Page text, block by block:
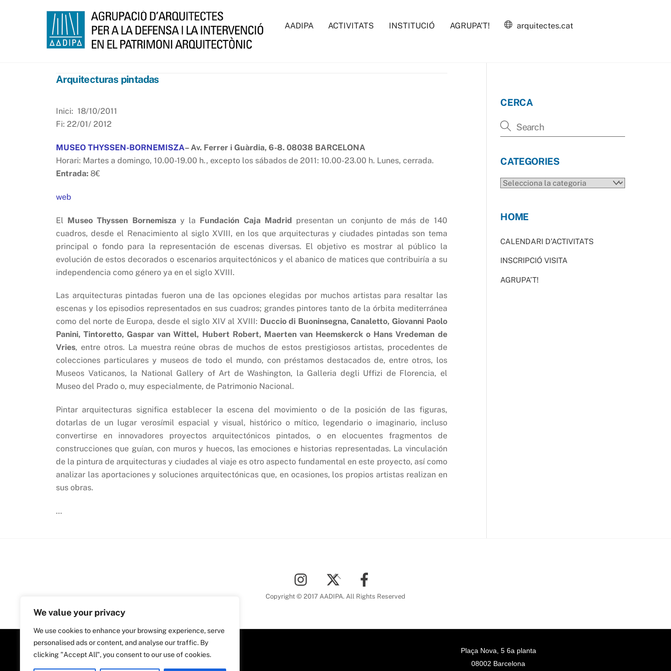
We value your privacy
We use cookies to enhance your browsing experience, serve
personalised ads or content, and analyse our traffic. By
clicking "Accept All", you consent to our use of cookies.
AADIPA ACTIVITATS INSTITUCIÓ AGRUPA’T! arquitectes.cat
Arquitecturas pintadas
Inici: 18/10/2011
Fi: 22/01/ 2012
MUSEO THYSSEN-BORNEMISZA– Av. Ferrer i Guàrdia, 6-8. 08038 BARCELONA
Horari: Martes a domingo, 10.00-19.00 h., excepto los sábados de 2011: 10.00-23.00 h. Lunes, cerrada.
Entrada: 8€
web
El Museo Thyssen Bornemiszay la Fundación Caja Madrid presentan un conjunto de más de 140
cuadros, desde el Renacimiento al siglo XVIII, en los que arquitecturas y ciudades pintadas son tema
principal o fondo para la representación de escenas diversas. El objetivo es mostrar al público la
evolución de estos decorados o escenarios arquitectónicos y el abanico de matices que contribuiría a su
independencia como género ya en el siglo XVIII.
Las arquitecturas pintadas fueron una de las opciones elegidas por muchos artistas para resaltar las
escenas y los episodios representados en sus cuadros; grandes pintores tanto de la órbita mediterránea
como del norte de Europa, desde el siglo XIV al XVIII: Duccio di Buoninsegna, Canaletto, Giovanni Paolo
Panini, Tintoretto, Gaspar van Wittel, Hubert Robert, Maerten van Heemskerck o Hans Vredeman de
Vries, entre otros. La muestra reúne obras de muchos de estos prestigiosos artistas, procedentes de
colecciones particulares y museos de todo el mundo, con préstamos destacados de, entre otros, los
Museos Vaticanos, la National Gallery of Art de Washington, la Galleria degli Uffizi de Florencia, el
Museo del Prado o, muy especialmente, de Patrimonio Nacional.
Pintar arquitecturas significa establecer la escena del movimiento o de la posición de las figuras,
dotarlas de un lugar verosímil espacial y visual, histórico o mítico, legendario o imaginario, incluso
convertirse en innovadores proyectos arquitectónicos pintados, o en elocuentes fragmentos de
construcciones que guían, con muros y huecos, las emociones e historias representadas. La vinculación
de la pintura de arquitecturas y ciudades al viaje es otro aspecto fundamental en este proyecto, así como
analizar las aportaciones y soluciones arquitectónicas que, en ocasiones, los propios artistas realizan en
sus obras.
…
CERCA
CATEGORIES
CATEGORIES
HOME
CALENDARI D’ACTIVITATS
INSCRIPCIÓ VISITA
AGRUPA’T!
To
Top
Copyright © 2017 AADIPA. All Rights Reserved
Plaça Nova, 5 6a planta
08002 Barcelona